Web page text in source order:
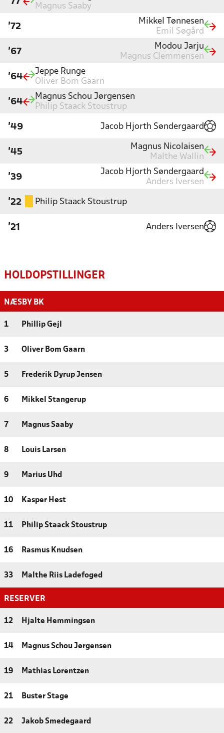
Magnus Saaby
'72
Mikkel Tønnesen
Emil Søgård
'67
Modou Jarju
Magnus Clemmensen
'64
Jeppe Runge
Oliver Bom Gaarn
'64
Magnus Schou Jørgensen
Philip Staack Stoustrup
'49 Jacob Hjorth Søndergaard
'45
Magnus Nicolaisen
Malthe Wallin
'39
Jacob Hjorth Søndergaard
Anders Iversen
'22 Philip Staack Stoustrup
'21 Anders Iversen
HOLDOPSTILLINGER
NÆSBY BK
1 Phillip Gejl
3 Oliver Bom Gaarn
5 Frederik Dyrup Jensen
6 Mikkel Stangerup
7 Magnus Saaby
8 Louis Larsen
9 Marius Uhd
10 Kasper Høst
11 Philip Staack Stoustrup
16 Rasmus Knudsen
33 Malthe Riis Ladefoged
RESERVER
12 Hjalte Hemmingsen
14 Magnus Schou Jørgensen
19 Mathias Lorentzen
21 Buster Stage
22 Jakob Smedegaard